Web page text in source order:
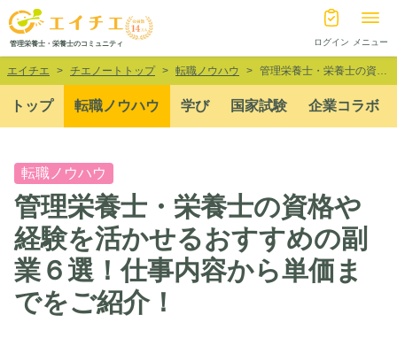
管理栄養士・栄養士のコミュニティ ログイン メニュー
エイチエ チエノートトップ 転職ノウハウ 管理栄養士・栄養士の資格や経験を活かせるおすすめの副業６選！仕事内容から単価までをご紹介！
トップ 転職ノウハウ 学び 国家試験 企業コラボ
転職ノウハウ
管理栄養士・栄養士の資格や
経験を活かせるおすすめの副
業６選！仕事内容から単価ま
でをご紹介！